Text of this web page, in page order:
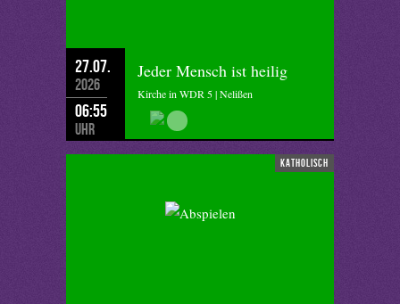
27.07.
2026
06:55
Uhr
Jeder Mensch ist heilig
Kirche in WDR 5 | Nelißen
katholisch